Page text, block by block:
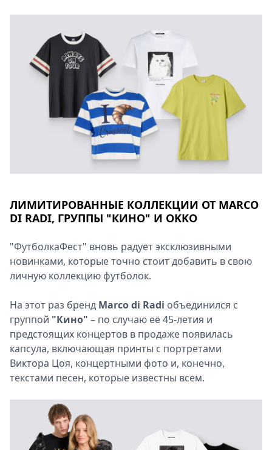
ЛИМИТИРОВАННЫЕ КОЛЛЕКЦИИ ОТ MARCO
DI RADI, ГРУППЫ "КИНО" И OKKO
"ФутболкаФест" вновь радует эксклюзивными
новинками, которые точно стоит добавить в свою
личную коллекцию футболок.
На этот раз бренд Marco di Radi объединился с
группой "Кино" – по случаю её 45-летия и
предстоящих концертов в продаже появилась
капсула, включающая принты с портретами
Виктора Цоя, концертными фото и, конечно,
текстами песен, которые известны всем.